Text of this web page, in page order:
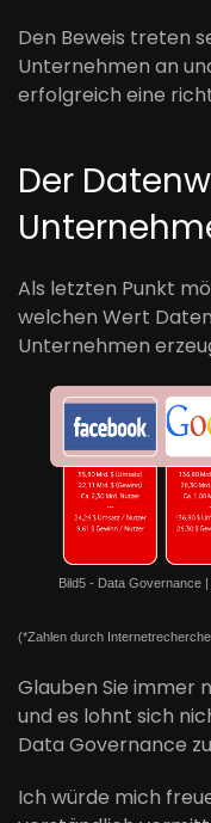
Den Beweis treten
Unternehmen an
erfolgreich eine
Der
Als letzten Punkt
welchen Wert
Unternehmen
Bild5 - Data Governance
(*Zahlen durch
Glauben Sie immer
und es lohnt sich
Data Governance
Ich würde mich